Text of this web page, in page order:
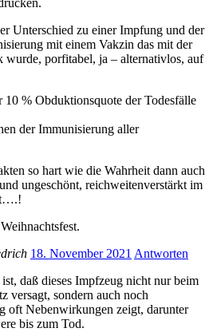
Unterschied zu einer Impfung und der
mit einem Vakzin das mit der
wurde, porfitabel, ja – alternativlos, auf
10 % Obduktionsquote der Todesfälle
der Immunisierung aller
so hart wie die Wahrheit dann auch
ungeschönt, reichweitenverstärkt im
18. November 2021 Antworten
daß dieses Impfzeug nicht nur beim
versagt, sondern auch noch
oft Nebenwirkungen zeigt, darunter
bis zum Tod.